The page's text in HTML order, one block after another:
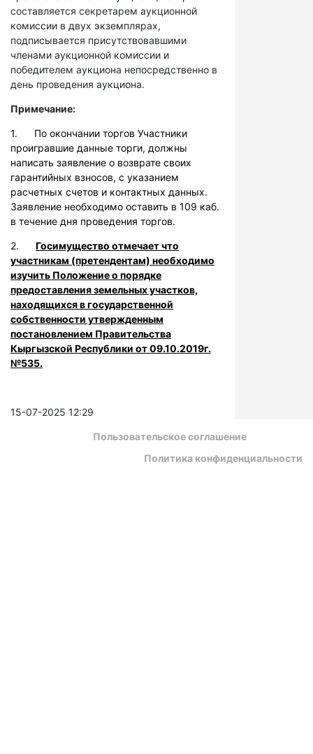
составляется секретарем аукционной
комиссии в двух экземплярах,
подписывается присутствовавшими
членами аукционной комиссии и
победителем аукциона непосредственно в
день проведения аукциона.
Примечание:
1. По окончании торгов Участники
проигравшие данные торги, должны
написать заявление о возврате своих
гарантийных взносов, с указанием
расчетных счетов и контактных данных.
Заявление необходимо оставить в 109 каб.
в течение дня проведения торгов.
2. Госимущество отмечает что
участникам (претендентам) необходимо
изучить Положение о порядке
предоставления земельных участков,
находящихся в государственной
собственности утвержденным
постановлением Правительства
Кыргызской Республики от 09.10.2019г.
№535.
15-07-2025 12:29
Пользовательское соглашение
Политика конфиденциальности